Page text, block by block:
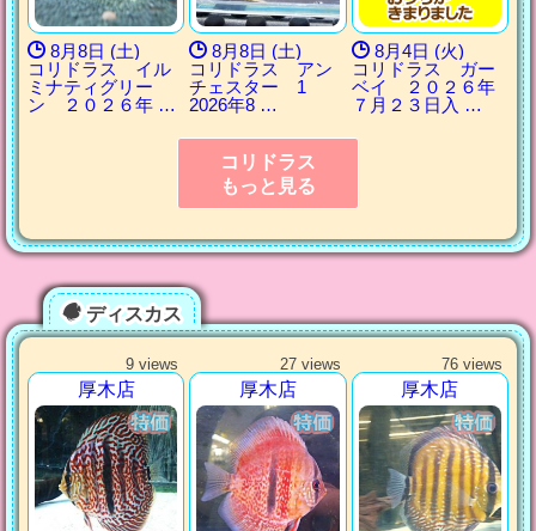
8月8日 (土)
コリドラス イル
ミナティグリー
ン ２０２６年 …
8月8日 (土)
コリドラス アン
チェスター 1
2026年8 …
8月4日 (火)
コリドラス ガー
ベイ ２０２６年
７月２３日入 …
コリドラス
もっと見る
ディスカス
9 views
厚木店
27 views
厚木店
76 views
厚木店